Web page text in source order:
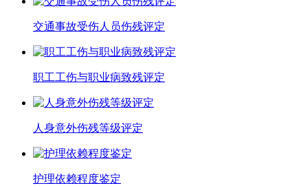
交通事故受伤人员伤残评定
职工工伤与职业病致残评定
人身意外伤残等级评定
护理依赖程度鉴定